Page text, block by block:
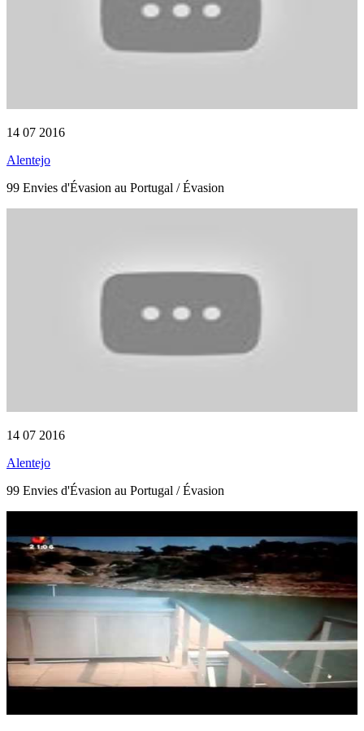
14 07 2016
Alentejo
99 Envies d'Évasion au Portugal / Évasion
14 07 2016
Alentejo
99 Envies d'Évasion au Portugal / Évasion